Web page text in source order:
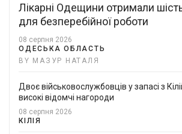
Лікарні Одещини отримали
для безперебійної роботи
08 серпня 2026
ОДЕСЬКА ОБЛАСТЬ
BY МАЗУР НАТАЛЯ
Двоє військовослужбовців у запасі з
високі відомчі нагороди
08 серпня 2026
КІЛІЯ